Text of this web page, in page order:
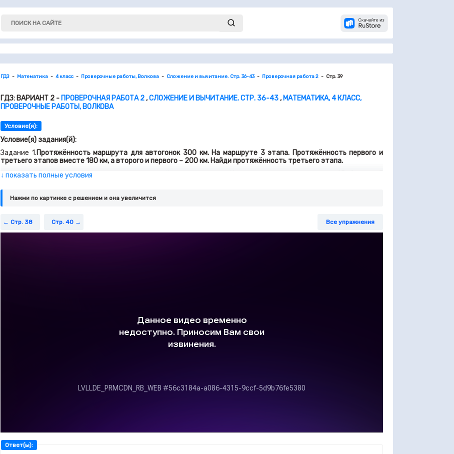
ГДЗ Математика 4 класс Проверочные работы, Волкова Сложение и вычитание. Стр. 36-43 Проверочная работа 2 Стр. 39
ГДЗ: ВАРИАНТ 2 - ПРОВЕРОЧНАЯ РАБОТА 2,СЛОЖЕНИЕ И ВЫЧИТАНИЕ. СТР. 36-43, МАТЕМАТИКА, 4 КЛАСС,
ПРОВЕРОЧНЫЕ РАБОТЫ, ВОЛКОВА
Условие(я):
Условие(я) задания(й):
Задание 1.Протяжённость маршрута для автогонок 300 км. На маршруте 3 этапа. Протяжённость первого и
третьего этапов вместе 180 км, а второго и первого – 200 км. Найди протяжённость третьего этапа.
Задание 2.В оранжерее срезали красные и жёлтые тюльпаны. Красных тюльпанов срезали 45. Это на 5
тюльпанов меньше, чем жёлтых. Сколько жёлтых тюльпанов срезали?
Задание 3.Вычисли, записывая вычисления столбиком.
Задание 4.
↓ показать полные условия
Нажми по картинке c решением и она увеличится
Стр. 38 Стр. 40 Все упражнения
Ответ(ы):